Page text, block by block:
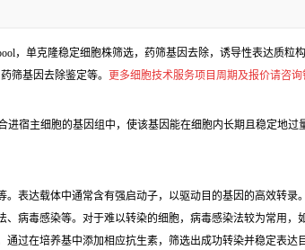
，单克隆稳定细胞株筛选，药筛基因去除，诱导性表达质
筛基因去除鉴定等。 更多细胞技术服务项目周期及报价请咨
进宿主细胞的基因组中，使该基因能在细胞内长期且稳定地
表达载体中通常含有强启动子，以驱动目的基因的高效转录。
病毒感染等。对于难以转染的细胞，病毒感染法较为常用，
过在培养基中添加相应抗生素，筛选出成功转染并稳定表达